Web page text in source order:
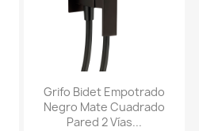
Grifo Bidet Empotrado
Negro Mate Cuadrado
Pared 2 Vías...